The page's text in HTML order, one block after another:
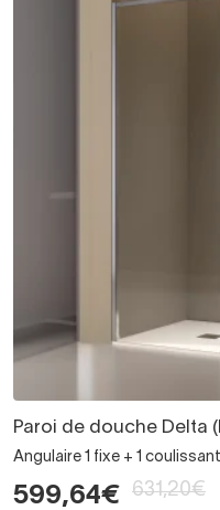
Paroi de douche Delta
Angulaire 1 fixe + 1
599,64€ 631,20€